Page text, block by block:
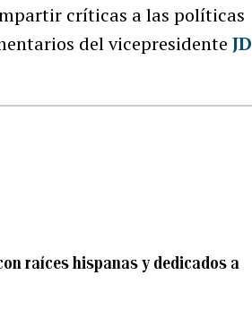
críticas a las políticas
del vicepresidenteJD
raíces hispanas y dedicados a